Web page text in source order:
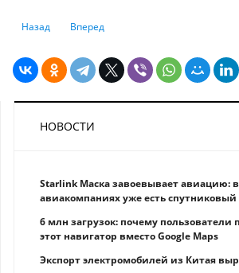
Предыдущий: Какие ужасы ждут
Назад Следующий: Больницы Казахстана
Вперед
НОВОСТИ
Starlink Маска завоевывает авиацию:
авиакомпаниях уже есть спутниковый
6 млн загрузок: почему пользователи
этот навигатор вместо Google Maps
Экспорт электромобилей из Китая